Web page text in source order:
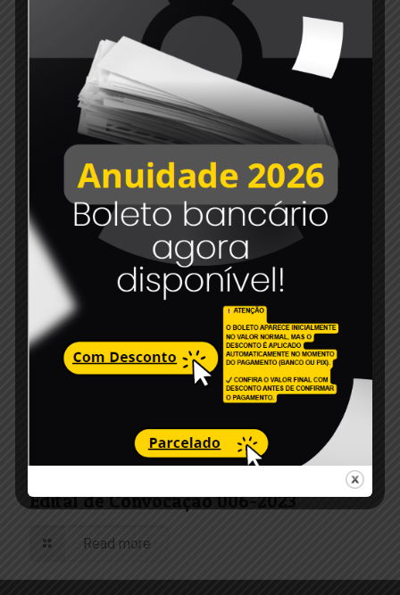
6 de dezembro de 2023
Edital de convocação 007-2023
Read more
Edital de Convocação 006-2023
Read more